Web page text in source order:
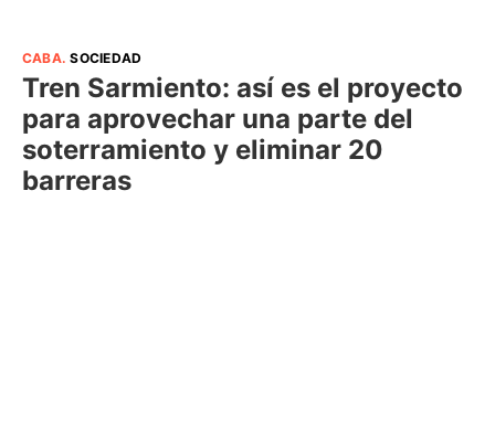
CABA.SOCIEDAD
Tren Sarmiento: así es el proyecto
para aprovechar una parte del
soterramiento y eliminar 20
barreras